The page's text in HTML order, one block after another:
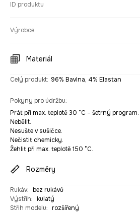
ID produktu
Výrobce
Materiál
Celý produkt: 96% Bavlna, 4% Elastan
Pokyny pro údržbu:
Prát při max. teplotě 30 °C – šetrný program.
Nebělit.
Nesušte v sušičce.
Nečistit chemicky.
Žehlit při max. teplotě 150 °C.
Rozměry
Rukáv: bez rukávů
Výstřih: kulatý
Střih modelu: rozšířený